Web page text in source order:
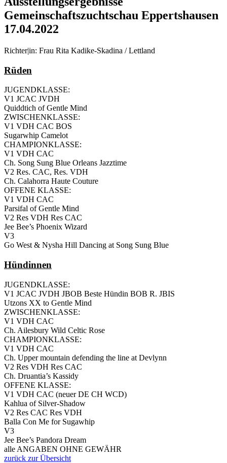
Gemeinschaftszuchtschau Eppertshausen
17.04.2022
Richter|in: Frau Rita Kadike-Skadina / Lettland
Rüden
JUGENDKLASSE:
V1 JCAC JVDH
Quiddtich of Gentle Mind
ZWISCHENKLASSE:
V1 VDH CAC BOS
Sugarwhip Camelot
CHAMPIONKLASSE:
V1 VDH CAC
Ch. Song Sung Blue Orleans Jazztime
V2 Res. CAC, Res. VDH
Ch. Calahorra Haute Couture
OFFENE KLASSE:
V1 VDH CAC
Parsifal of Gentle Mind
V2 Res VDH Res CAC
Jee Bee’s Phoenix Wizard
V3
Go West & Nysha Hill Dancing at Song Sung Blue
Hündinnen
JUGENDKLASSE:
V1 JCAC JVDH JBOB Beste Hündin BOB R. JBIS
Utzons XX to Gentle Mind
ZWISCHENKLASSE:
V1 VDH CAC
Ch. Ailesbury Wild Celtic Rose
CHAMPIONKLASSE:
V1 VDH CAC
Ch. Upper mountain defending the line at Devlynn
V2 Res VDH Res CAC
Ch. Druantia’s Kassidy
OFFENE KLASSE:
V1 VDH CAC (neuer DE CH WCD)
Kahlua of Silver-Shadow
V2 Res CAC Res VDH
Balla Con Me for Sugawhip
V3
Jee Bee’s Pandora Dream
alle ANGABEN OHNE GEWÄHR
zurück zur Übersicht